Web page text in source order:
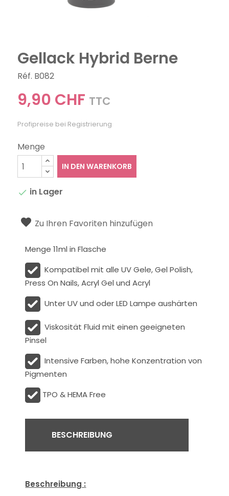
Gellack Hybrid Berne
Réf. B082
9,90 CHF TTC
Profipreise bei Registrierung
Menge
IN DEN WARENKORB
 in Lager
Zu Ihren Favoriten hinzufügen
Menge 11ml in Flasche
Kompatibel mit alle UV Gele, Gel Polish,
Press On Nails, Acryl Gel und Acryl
Unter UV und oder LED Lampe aushärten
ViskositätFluid mit einen geeigneten
Pinsel
Intensive Farben, hohe Konzentration von
Pigmenten
TPO & HEMA Free
BESCHREIBUNG
Beschreibung :